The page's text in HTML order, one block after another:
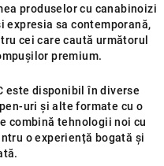
produselor cu canabinoizi
expresia sa contemporană,
cei care caută următorul
premium.
este disponibil în diverse
uri și alte formate cu o
combină tehnologii noi cu
o experiență bogată și